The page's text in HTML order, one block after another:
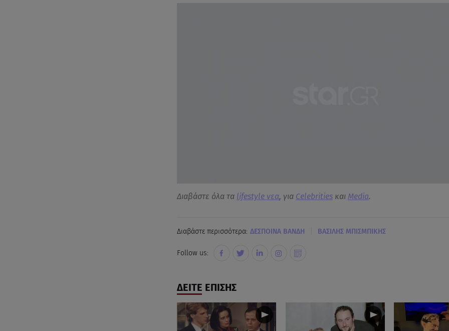
Διαβάστε όλα τα lifestyle νεα, για Celebritiesκαι Media.
Διαβάστε περισσότερα: ΔΕΣΠΟΙΝΑ ΒΑΝΔΗ ΒΑΣΙΛΗΣ ΜΠΙΣΜΠΙΚΗΣ
Follow us:
ΔΕΙΤΕ ΕΠΙΣΗΣ